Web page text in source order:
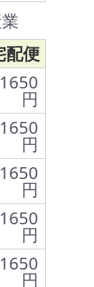
配便
1650
円
1650
円
1650
円
1650
円
1650
円